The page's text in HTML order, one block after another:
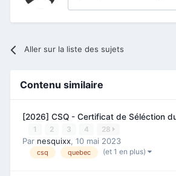
Aller sur la liste des sujets
Contenu similaire
[2026] CSQ - Certificat de Séléction
1 2 3 4 28
Par nesquixx, 10 mai 2023
csq quebec (et 1 en plus)